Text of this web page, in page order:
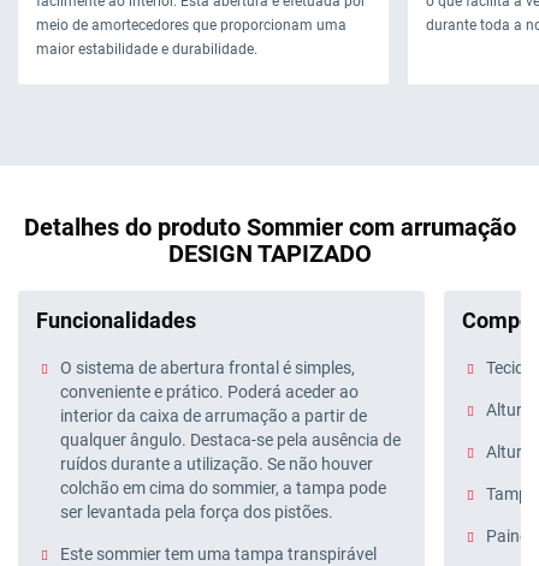
meio de amortecedores que proporcionam uma
maior estabilidade e durabilidade.
durante toda a
Detalhes do produto Sommier com arrumação
DESIGN TAPIZADO
Funcionalidades
O sistema de abertura frontal é simples,
conveniente e prático. Poderá aceder ao
interior da caixa de arrumação a partir de
qualquer ângulo. Destaca-se pela ausência de
ruídos durante a utilização. Se não houver
colchão em cima do sommier, a tampa pode
ser levantada pela força dos pistões.
Este sommier tem uma tampa transpirável
Tecido
Altura
Altura